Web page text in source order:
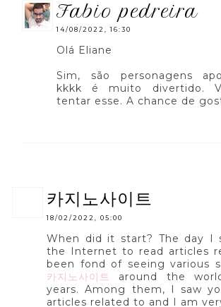
fabio pedreira
14/08/2022, 16:30
Olá Eliane
Sim, são personagens
kkkk é muito divertido.
tentar esse. A chance de
카지노사이트
18/02/2022, 05:00
When did it start? The day I
the Internet to read articles
been fond of seeing various
카지노사이트
around the
years. Among them, I saw
articles related to and I am